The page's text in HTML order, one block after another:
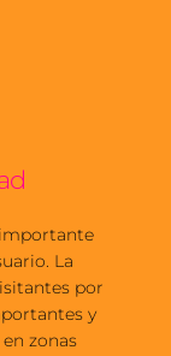
La
por
y
zonas